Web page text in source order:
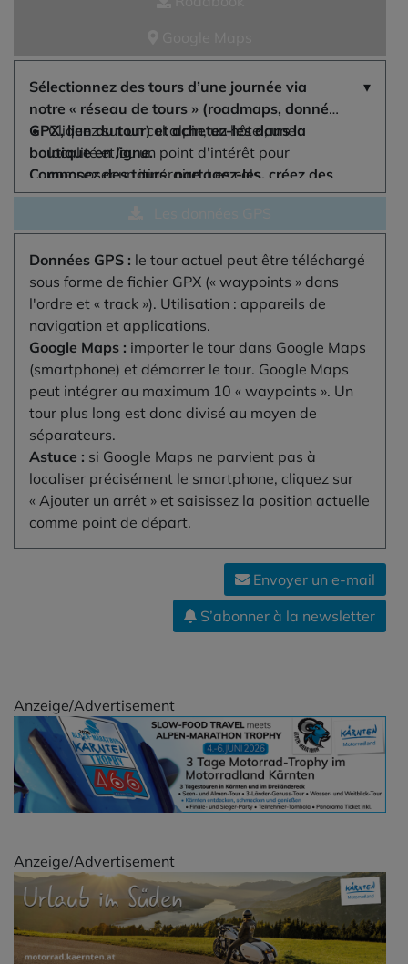
Sélectionnez des tours d’une journée via
notre « réseau de tours » (roadmaps, données
GPX, lien du tour) et achetez-les dans la
boutique en ligne.
Composez des tours, partagez-les, créez des
roadbooks et téléchargez les données GPS :
planificateur interactif « Alpenpässe-Atlas ».
Voici comment procéder :
Cliquez sur un col alpin, un hôtel, une
localité et/ou un point d'intérêt pour
composer un itinéraire. Les cols
sélectionnés sont listés. Astuce : les
tour par glisser-déposer.
Affichez la vue 3D via l'icône « boussole »
en haut à droite de la carte alpine, soit
dans le style « Alpen-Marathon », soit en
« Earth View » (icône « Layer »)
Passez des itinéraires « Auto » aux
itinéraires « Vélo » (icône « Auto/Vélo »).
Certains tronçons tout-terrain légaux
peuvent ainsi être représentés de manière
idéale.
Un tour peut être partagé par lien – sans
inscription – ou le lien peut être copié
(bouton « Tour »).
Un roadbook peut être généré pour chaque
tour (bouton « Roadbook »). Cela peut
prendre quelques secondes.
Les données GPS peuvent être
téléchargées pour chaque tour (GPS, appli
…). Ou bien : grâce à l'intégration en 1 clic,
Tutoriels
Données GPS : le tour actuel peut être téléchargé
sous forme de fichier GPX (« waypoints » dans
l'ordre et « track »). Utilisation : appareils de
navigation et applications.
Google Maps : importer le tour dans Google Maps
(smartphone) et démarrer le tour. Google Maps
peut intégrer au maximum 10 « waypoints ». Un
tour plus long est donc divisé au moyen de
séparateurs.
Astuce : si Google Maps ne parvient pas à
localiser précisément le smartphone, cliquez sur
« Ajouter un arrêt » et saisissez la position actuelle
comme point de départ.
Envoyer un e-mail
S’abonner à la newsletter